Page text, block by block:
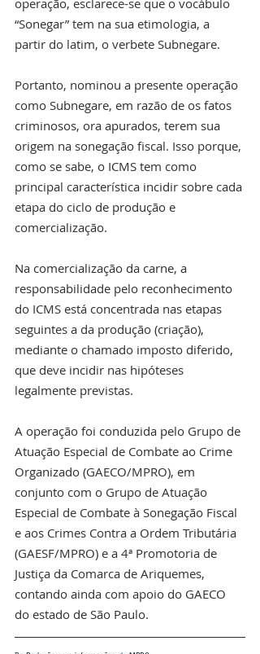
“Sonegar” tem na sua etimologia, a
partir do latim, o verbete Subnegare.
Portanto, nominou a presente operação
como Subnegare, em razão de os fatos
criminosos, ora apurados, terem sua
origem na sonegação fiscal. Isso porque,
como se sabe, o ICMS tem como
principal característica incidir sobre cada
etapa do ciclo de produção e
comercialização.
Na comercialização da carne, a
responsabilidade pelo reconhecimento
do ICMS está concentrada nas etapas
seguintes a da produção (criação),
mediante o chamado imposto diferido,
que deve incidir nas hipóteses
legalmente previstas.
A operação foi conduzida pelo Grupo de
Atuação Especial de Combate ao Crime
Organizado (GAECO/MPRO), em
conjunto com o Grupo de Atuação
Especial de Combate à Sonegação Fiscal
e aos Crimes Contra a Ordem Tributária
(GAESF/MPRO) e a 4ª Promotoria de
Justiça da Comarca de Ariquemes,
contando ainda com apoio do GAECO
do estado de São Paulo.